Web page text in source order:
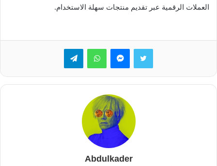
العملات الرقمية عبر تقديم منتجات سهلة الاستخدام.
تويتر ماسنجرواتساب تيلقرام
Abdulkader